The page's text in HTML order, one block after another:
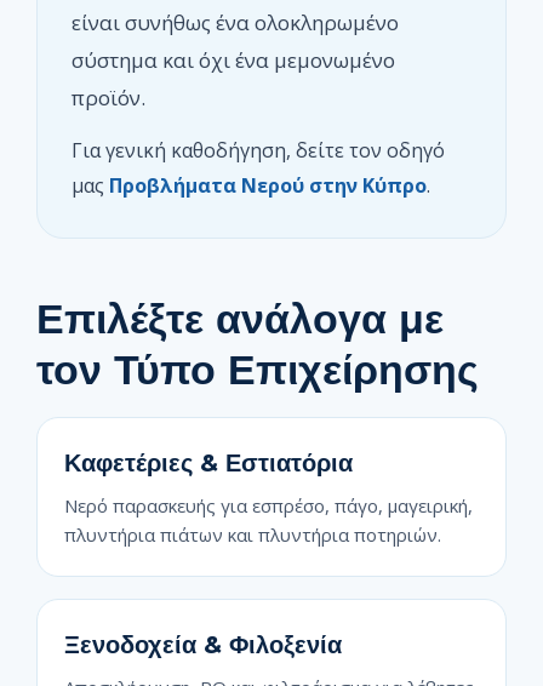
είναι συνήθως ένα ολοκληρωμένο
σύστημα και όχι ένα μεμονωμένο
προϊόν.
Για γενική καθοδήγηση, δείτε τον οδηγό
μας Προβλήματα Νερού στην Κύπρο.
Επιλέξτε ανάλογα με
τον Τύπο Επιχείρησης
Καφετέριες & Εστιατόρια
Νερό παρασκευής για εσπρέσο, πάγο, μαγειρική,
πλυντήρια πιάτων και πλυντήρια ποτηριών.
Ξενοδοχεία & Φιλοξενία